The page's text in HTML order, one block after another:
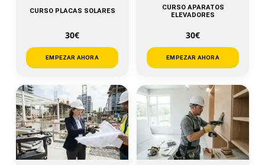
CURSO PLACAS SOLARES
30€
EMPEZAR AHORA
CURSO APARATOS
ELEVADORES
30€
EMPEZAR AHORA